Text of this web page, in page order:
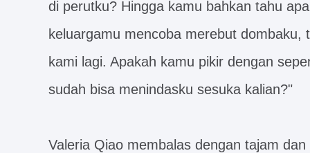
di perutku? Hingga kamu bahkan tahu
keluargamu mencoba merebut
kami lagi. Apakah kamu pikir dengan
sudah bisa menindasku sesuka kalian?"
Valeria Qiao membalas dengan tajam